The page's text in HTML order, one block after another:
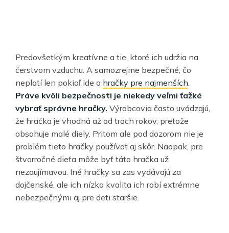
Predovšetkým kreatívne a tie, ktoré ich udržia na
čerstvom vzduchu. A samozrejme bezpečné, čo
neplatí len pokiaľ ide o hračky pre najmenších.
Práve kvôli bezpečnosti je niekedy veľmi ťažké
vybrať správne hračky. Výrobcovia často uvádzajú,
že hračka je vhodná až od troch rokov, pretože
obsahuje malé diely. Pritom ale pod dozorom nie je
problém tieto hračky používať aj skôr. Naopak, pre
štvorročné dieťa môže byť táto hračka už
nezaujímavou. Iné hračky sa zas vydávajú za
dojčenské, ale ich nízka kvalita ich robí extrémne
nebezpečnými aj pre deti staršie.